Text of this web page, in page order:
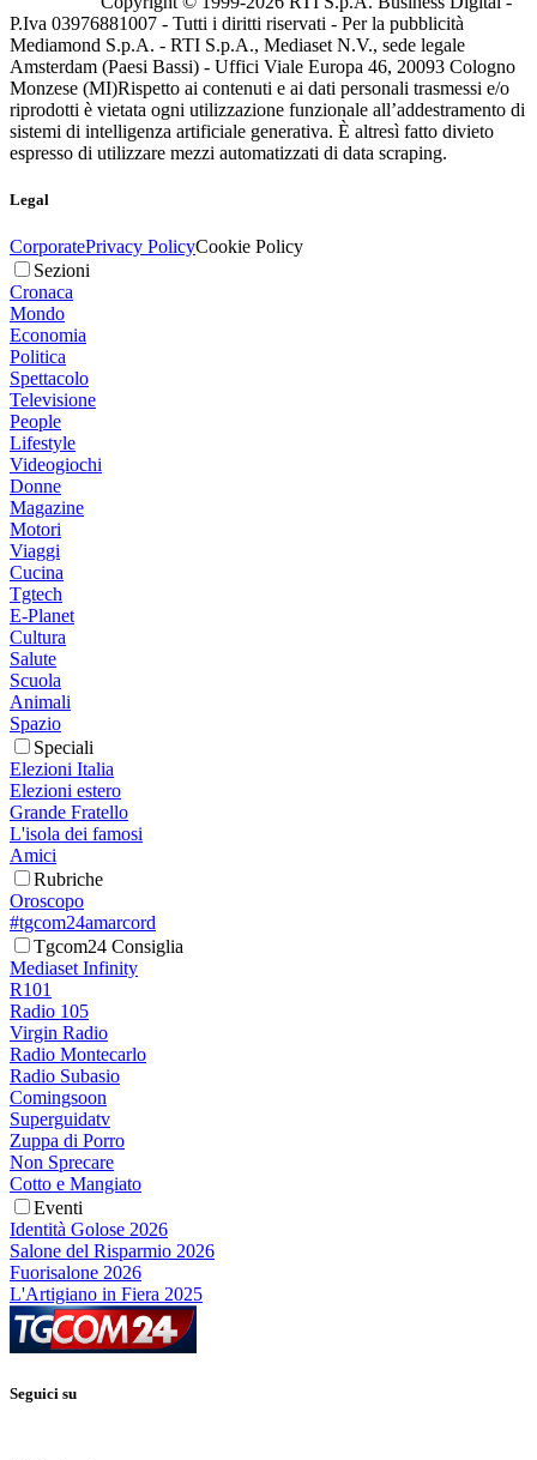
P.Iva 03976881007 - Tutti i diritti riservati - Per la pubblicità
Mediamond S.p.A. - RTI S.p.A., Mediaset N.V., sede legale
Amsterdam (Paesi Bassi) - Uffici Viale Europa 46, 20093 Cologno
Monzese (MI)Rispetto ai contenuti e ai dati personali trasmessi e/o
riprodotti è vietata ogni utilizzazione funzionale all’addestramento di
sistemi di intelligenza artificiale generativa. È altresì fatto divieto
espresso di utilizzare mezzi automatizzati di data scraping.
Legal
CorporatePrivacy PolicyCookie Policy
Sezioni
Cronaca
Mondo
Economia
Politica
Spettacolo
Televisione
People
Lifestyle
Videogiochi
Donne
Magazine
Motori
Viaggi
Cucina
Tgtech
E-Planet
Cultura
Salute
Scuola
Animali
Spazio
Speciali
Elezioni Italia
Elezioni estero
Grande Fratello
L'isola dei famosi
Amici
Rubriche
Oroscopo
#tgcom24amarcord
Tgcom24 Consiglia
Mediaset Infinity
R101
Radio 105
Virgin Radio
Radio Montecarlo
Radio Subasio
Comingsoon
Superguidatv
Zuppa di Porro
Non Sprecare
Cotto e Mangiato
Eventi
Identità Golose 2026
Salone del Risparmio 2026
Fuorisalone 2026
L'Artigiano in Fiera 2025
Seguici su